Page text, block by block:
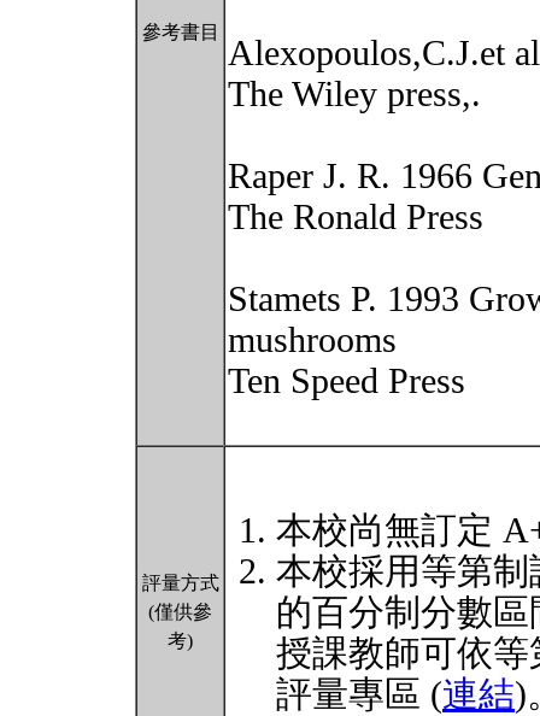
參考書目
Alexopoulos,C.J.et
The Wiley press,.
Raper J. R. 1966
The Ronald Press
Stamets P. 1993
mushrooms
Ten Speed Press
評量方式
(僅供參
考)
本校尚無訂定
本校採用等第
的百分制分數
授課教師可依
評量專區 (連結)